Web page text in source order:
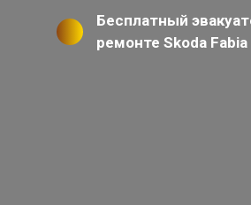
Бесплатный
ремонте Skoda Fabia